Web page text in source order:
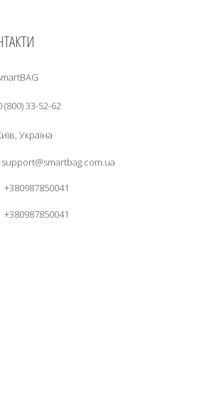
(800) 33-52-62
Україна
support@smartbag.com.ua
+380987850041
+380987850041